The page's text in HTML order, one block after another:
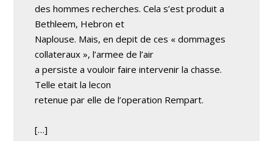
des hommes recherches. Cela s’est produit a
Bethleem, Hebron et
Naplouse. Mais, en depit de ces « dommages
collateraux », l’armee de l’air
a persiste a vouloir faire intervenir la chasse.
Telle etait la lecon
retenue par elle de l’operation Rempart.
[…]